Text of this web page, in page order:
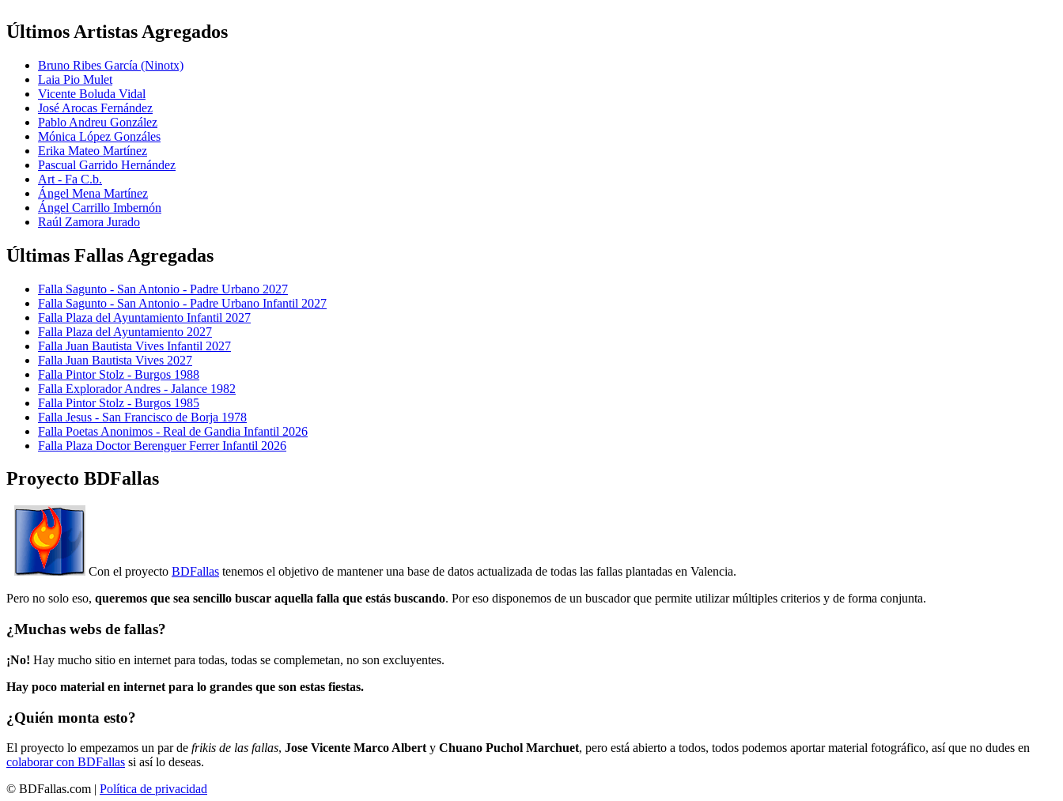
Últimos Artistas Agregados
Bruno Ribes García (Ninotx)
Laia Pio Mulet
Vicente Boluda Vidal
José Arocas Fernández
Pablo Andreu González
Mónica López Gonzáles
Erika Mateo Martínez
Pascual Garrido Hernández
Art - Fa C.b.
Ángel Mena Martínez
Ángel Carrillo Imbernón
Raúl Zamora Jurado
Últimas Fallas Agregadas
Falla Sagunto - San Antonio - Padre Urbano 2027
Falla Sagunto - San Antonio - Padre Urbano Infantil 2027
Falla Plaza del Ayuntamiento Infantil 2027
Falla Plaza del Ayuntamiento 2027
Falla Juan Bautista Vives Infantil 2027
Falla Juan Bautista Vives 2027
Falla Pintor Stolz - Burgos 1988
Falla Explorador Andres - Jalance 1982
Falla Pintor Stolz - Burgos 1985
Falla Jesus - San Francisco de Borja 1978
Falla Poetas Anonimos - Real de Gandia Infantil 2026
Falla Plaza Doctor Berenguer Ferrer Infantil 2026
Proyecto BDFallas
Con el proyecto BDFallas tenemos el objetivo de mantener una base de datos actualizada de todas las fallas plantadas en Valencia.
Pero no solo eso, queremos que sea sencillo buscar aquella falla que estás buscando. Por eso disponemos de un buscador que permite utilizar múltiples criterios y de forma conjunta.
¿Muchas webs de fallas?
¡No! Hay mucho sitio en internet para todas, todas se complemetan, no son excluyentes.
Hay poco material en internet para lo grandes que son estas fiestas.
¿Quién monta esto?
El proyecto lo empezamos un par de frikis de las fallas, Jose Vicente Marco Albert y Chuano Puchol Marchuet, pero está abierto a todos, todos podemos aportar material fotográfico, así que no dudes en
colaborar con BDFallas si así lo deseas.
© BDFallas.com | Política de privacidad